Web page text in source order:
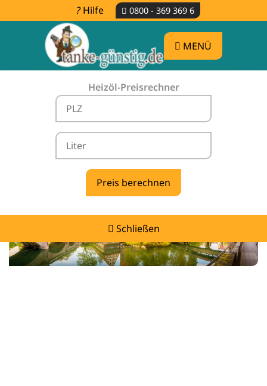
Hilfe 0800 - 369 369 6
MENÜ
Heizöl-Preisrechner
Schließen
Heizölpreise Eschenbach in der Oberpfalz
vergleichen & günstig tanken